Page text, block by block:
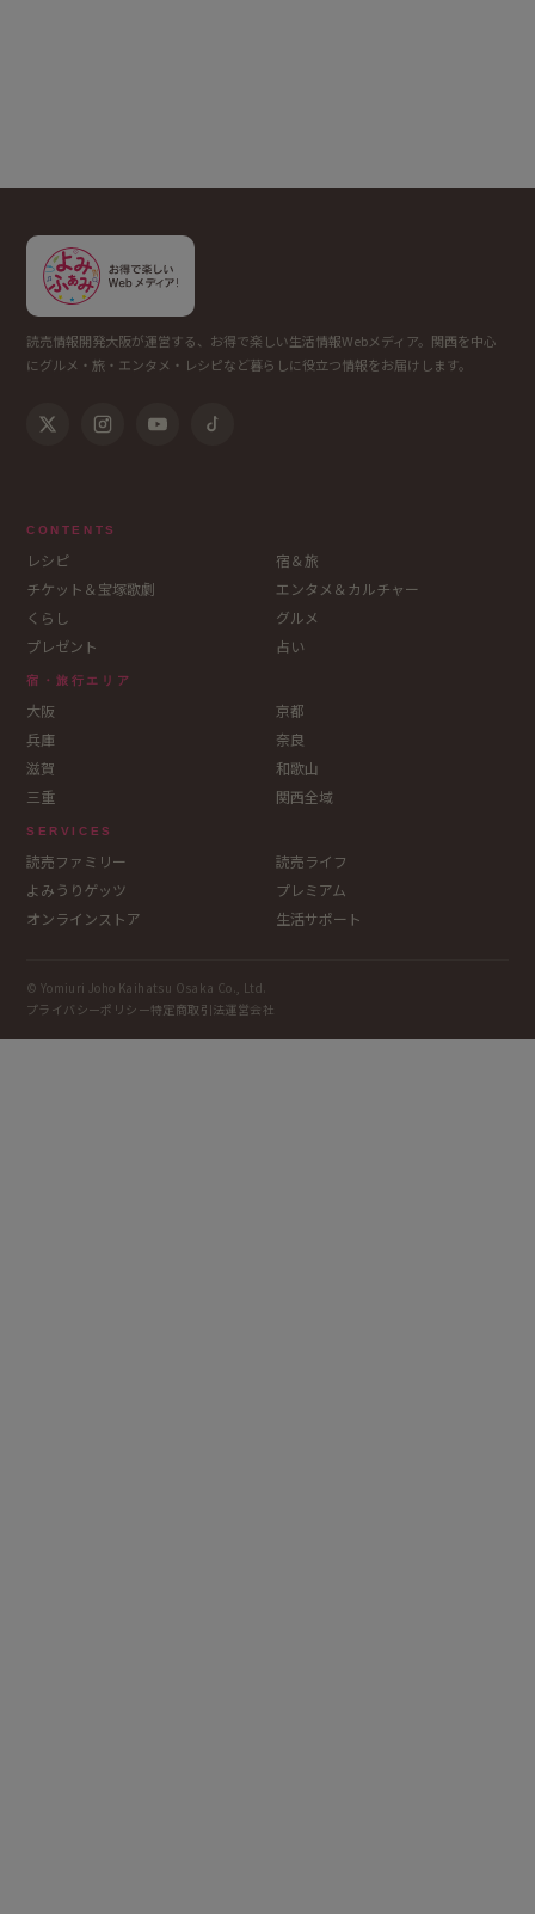
読売情報開発大阪が運営する、お得で楽しい生活情報Webメディア。関西を中心
にグルメ・旅・エンタメ・レシピなど暮らしに役立つ情報をお届けします。
CONTENTS
レシピ
宿＆旅
チケット＆宝塚歌劇
エンタメ＆カルチャー
くらし
グルメ
プレゼント
占い
宿・旅行エリア
大阪
京都
兵庫
奈良
滋賀
和歌山
三重
関西全域
SERVICES
読売ファミリー
読売ライフ
よみうりゲッツ
プレミアム
オンラインストア
生活サポート
© Yomiuri Joho Kaihatsu Osaka Co., Ltd.
プライバシーポリシー特定商取引法運営会社